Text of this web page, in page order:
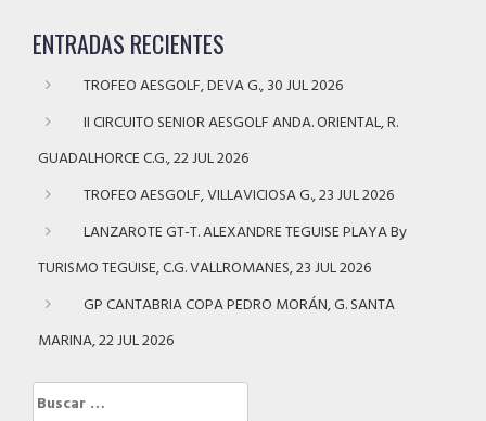
ENTRADAS RECIENTES
TROFEO AESGOLF, DEVA G., 30 JUL 2026
II CIRCUITO SENIOR AESGOLF ANDA. ORIENTAL, R.
GUADALHORCE C.G., 22 JUL 2026
TROFEO AESGOLF, VILLAVICIOSA G., 23 JUL 2026
LANZAROTE GT-T. ALEXANDRE TEGUISE PLAYA By
TURISMO TEGUISE, C.G. VALLROMANES, 23 JUL 2026
GP CANTABRIA COPA PEDRO MORÁN, G. SANTA
MARINA, 22 JUL 2026
Buscar: